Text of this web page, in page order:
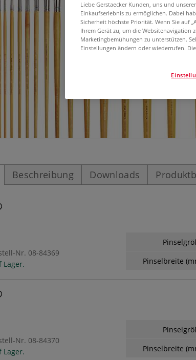
Beschreibung Downloads
Nr. 08-84369
Lager.
Pinselbreite
Nr. 08-84370
Lager.
Pinselbreite
Liebe Gerstaecker Kunden, uns und
Einkaufserlebnis zu ermöglichen. Dabei
Sicherheit höchste Priorität. Wenn Sie auf
Ihrem Gerät zu, um die Websitenavigation
Marketingbemühungen zu unterstützen.
Einstellungen ändern oder wiederrufen.